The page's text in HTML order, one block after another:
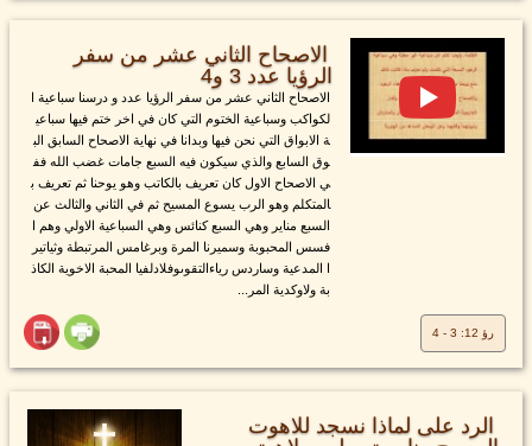
الاصحاح الثاني عشر من سفر
الرؤيا عدد 3 و4
الاصحاح الثاني عشر من سفر الرؤيا عدد و درسنا سباعية ا
لكواكب وسباعية الختوم التي كان في اخر ختم فيها سباعي
ة الابواق التي نحن فيها وبدانا في نهاية الاصحاح السابق الب
وق السابع والذي سيكون فيه السبع جامات غضب الله فف
ي الاصحاح الاول كان تعريف بالكاتب وهو يوحنا ثم تعريف ب
المتكلم وهو الرب يسوع المسيح ثم في الثاني والثالث عن
السبع مناير وهي السبع كنائس وهي السباعية الاولي وهم ا
فسس المحبوبة وسميرنا المرة وبرغامس المرتبطة وثياتير
ا المدعية وساردس رياءالتقوىوفلادلفيا المحبة الاخوية الكاذ
بة ولاوكدية المر...
رؤ 12: 3 - 4
الرد على لماذا نسجد للاهوت